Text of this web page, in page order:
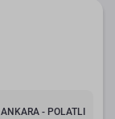
ANKARA - POLATLI